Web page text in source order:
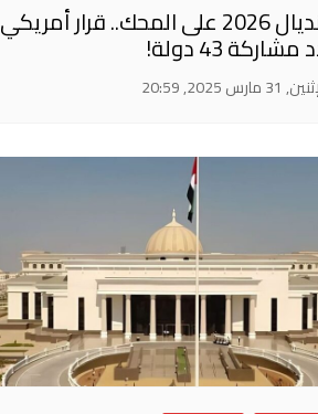
مونديال 2026 على المحك.. قرار أمريكي
43 دولة!
مارس 2025, 20:59